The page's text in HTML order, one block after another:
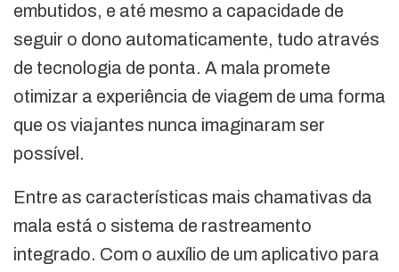
embutidos, e até mesmo a capacidade de
seguir o dono automaticamente, tudo através
de tecnologia de ponta. A mala promete
otimizar a experiência de viagem de uma forma
que os viajantes nunca imaginaram ser
possível.
Entre as características mais chamativas da
mala está o sistema de rastreamento
integrado. Com o auxílio de um aplicativo para